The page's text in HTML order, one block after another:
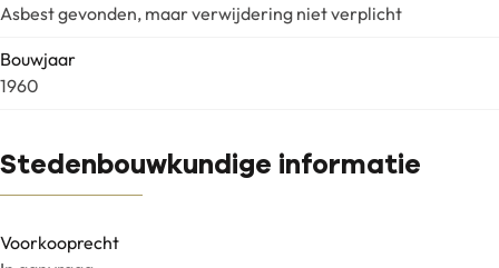
Asbest gevonden, maar verwijdering niet verplicht
Bouwjaar
1960
Stedenbouwkundige informatie
Voorkooprecht